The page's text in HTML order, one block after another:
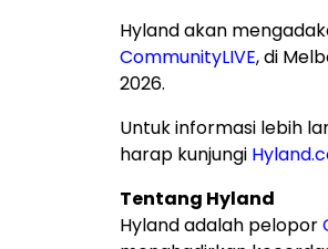
Hyland akan
CommunityLIVE, di
2026.
Untuk informasi lebih
harap kunjungi
Tentang Hyland
Hyland adalah pelopor